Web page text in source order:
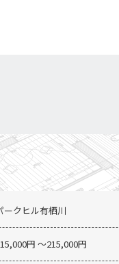
ークヒル有栖川
円 〜215,000円